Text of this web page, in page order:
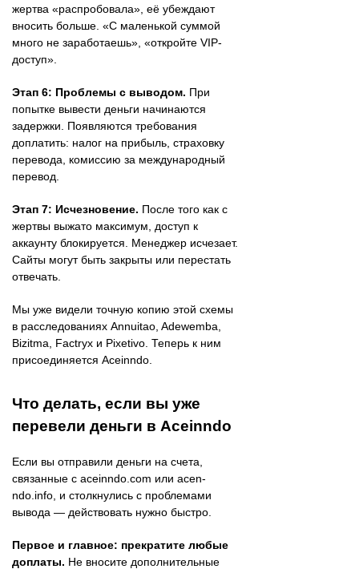
жертва «распробовала», её убеждают
вносить больше. «С маленькой суммой
много не заработаешь», «откройте VIP-
доступ».
Этап 6: Проблемы с выводом. При
попытке вывести деньги начинаются
задержки. Появляются требования
доплатить: налог на прибыль, страховку
перевода, комиссию за международный
перевод.
Этап 7: Исчезновение. После того как с
жертвы выжато максимум, доступ к
аккаунту блокируется. Менеджер исчезает.
Сайты могут быть закрыты или перестать
отвечать.
Мы уже видели точную копию этой схемы
в расследованиях Annuitao, Adewemba,
Bizitma, Factryx и Pixetivo. Теперь к ним
присоединяется Aceinndo.
Что делать, если вы уже
перевели деньги в Aceinndo
Если вы отправили деньги на счета,
связанные с aceinndo.com или acen-
ndo.info, и столкнулись с проблемами
вывода — действовать нужно быстро.
Первое и главное: прекратите любые
доплаты. Не вносите дополнительные